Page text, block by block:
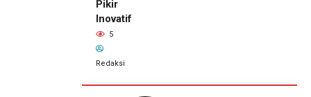
Pikir
Inovatif
5
Redaksi